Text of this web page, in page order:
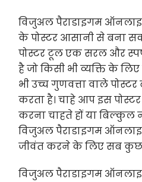
विजुअल पैराडाइगम
के पोस्टर आसानी से बना
पोस्टर टूल एक सरल और
है जो किसी भी व्यक्ति के
भी उच्च गुणवत्ता वाले
करता है। चाहे आप इस
करना चाहते हों या बिल्कुल
विजुअल पैराडाइगम
जीवंत करने के लिए सब कुछ
विजुअल पैराडाइगम